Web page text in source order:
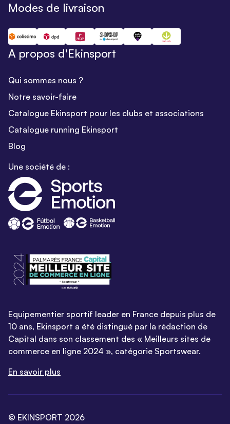
Modes de livraison
A propos d'Ekinsport
Qui sommes nous ?
Notre savoir-faire
Catalogue Ekinsport pour les clubs et associations
Catalogue running Ekinsport
Blog
Une société de :
Equipementier sportif leader en France depuis plus de
10 ans, Ekinsport a été distingué par la rédaction de
Capital dans son classement des « Meilleurs sites de
commerce en ligne 2024 », catégorie Sportswear.
En savoir plus
© EKINSPORT 2026